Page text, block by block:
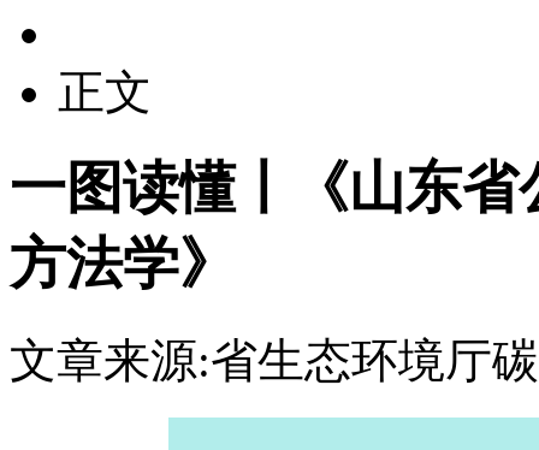
正文
一图读懂丨《山东
方法学》
文章来源:省生态环境厅